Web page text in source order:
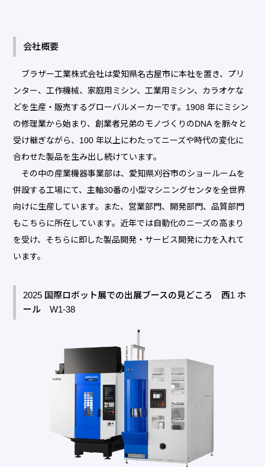
会社概要
ブラザー工業株式会社は愛知県名古屋市に本社を置き、プリ
ンター、工作機械、家庭用ミシン、工業用ミシン、カラオケな
どを生産・販売するグローバルメーカーです。1908 年にミシン
の修理業から始まり、創業者兄弟のモノづくりのDNA を脈々と
受け継ぎながら、100 年以上にわたってニーズや時代の変化に
合わせた製品を生み出し続けています。
その中の産業機器事業部は、愛知県刈谷市のショールームを
併設する工場にて、主軸30番の小型マシニングセンタを全世界
向けに生産しています。また、営業部門、開発部門、品質部門
もこちらに所在しています。近年では自動化のニーズの高まり
を受け、そちらに即した製品開発・サービス開発に力を入れて
います。
2025 国際ロボット展での出展ブースの見どころ 西1 ホ
ール W1-38